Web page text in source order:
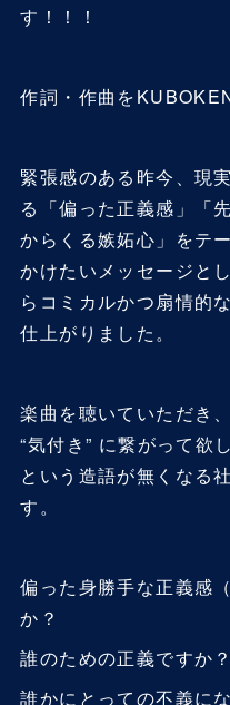
す！！！
作詞・作曲を
緊張感のある昨今、現
る「偏った正義感」「
からくる嫉妬心」をテ
かけたいメッセージと
らコミカルかつ扇情的
仕上がりました。
楽曲を聴いていただき
“気付き” に繋がって欲
という造語が無くなる
す。
偏った身勝手な正義感
か？
誰のための正義ですか？
誰かにとっての不義に